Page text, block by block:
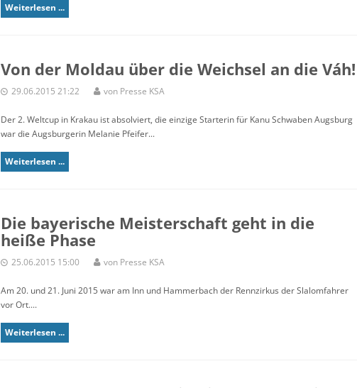
Weiterlesen ...
Von der Moldau über die Weichsel an die Váh!
29.06.2015 21:22 von Presse KSA
Der 2. Weltcup in Krakau ist absolviert, die einzige Starterin für Kanu Schwaben Augsburg
war die Augsburgerin Melanie Pfeifer...
Weiterlesen ...
Die bayerische Meisterschaft geht in die
heiße Phase
25.06.2015 15:00 von Presse KSA
Am 20. und 21. Juni 2015 war am Inn und Hammerbach der Rennzirkus der Slalomfahrer
vor Ort....
Weiterlesen ...